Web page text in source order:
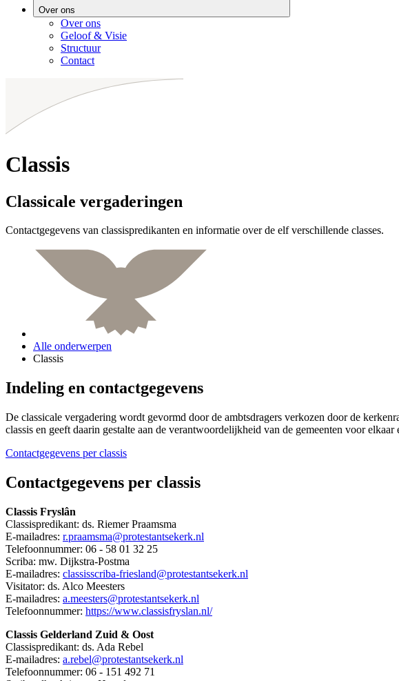
Over ons
Over ons
Geloof & Visie
Structuur
Contact
Classis
Classicale vergaderingen
Contactgegevens van classispredikanten en informatie over de elf verschillende classes.
Alle onderwerpen
Classis
Indeling en contactgegevens
De classicale vergadering wordt gevormd door de ambtsdragers verkozen door de
classis en geeft daarin gestalte aan de verantwoordelijkheid van de gemeenten voor
Contactgegevens per classis
Contactgegevens per classis
Classis Fryslân
Classispredikant: ds. Riemer Praamsma
E-mailadres: r.praamsma@protestantsekerk.nl
Telefoonnummer: 06 - 58 01 32 25
Scriba: mw. Dijkstra-Postma
E-mailadres: classisscriba-friesland@protestantsekerk.nl
Visitator: ds. Alco Meesters
E-mailadres: a.meesters@protestantsekerk.nl
Telefoonnummer: https://www.classisfryslan.nl/
Classis Gelderland Zuid & Oost
Classispredikant: ds. Ada Rebel
E-mailadres: a.rebel@protestantsekerk.nl
Telefoonnummer: 06 - 151 492 71